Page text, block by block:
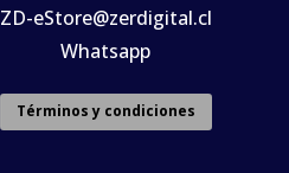
ZD-eStore@zerdigital.cl
Whatsapp
Términos y condiciones